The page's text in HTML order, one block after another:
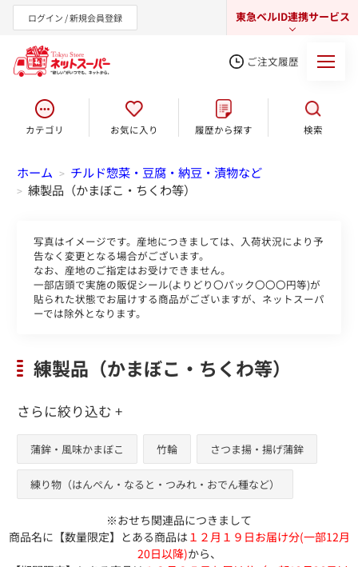
ログイン / 新規会員登録 東急ベルID連携サービス
東急オンラインショップ
ご注文履歴
カテゴリ お気に入り 履歴から探す 検索
ホーム > チルド惣菜・豆腐・納豆・漬物など
> 練製品（かまぼこ・ちくわ等）
写真はイメージです。産地につきましては、入荷状況により予
告なく変更となる場合がございます。
なお、産地のご指定はお受けできません。
一部店頭で実施の販促シール(よりどり〇パック〇〇〇円等)が
貼られた状態でお届けする商品がございますが、ネットスーパ
ーでは除外となります。
練製品（かまぼこ・ちくわ等）
さらに絞り込む +
蒲鉾・風味かまぼこ 竹輪 さつま揚・揚げ蒲鉾
練り物（はんぺん・なると・つみれ・おでん種など）
※おせち関連品につきまして
商品名に【数量限定】とある商品は １２月１９日お届け分(一部12月
20日以降)から、